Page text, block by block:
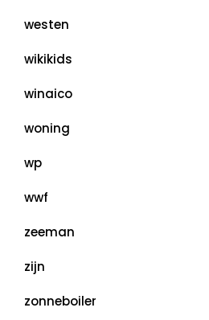
westen
wikikids
winaico
woning
wp
wwf
zeeman
zijn
zonneboiler